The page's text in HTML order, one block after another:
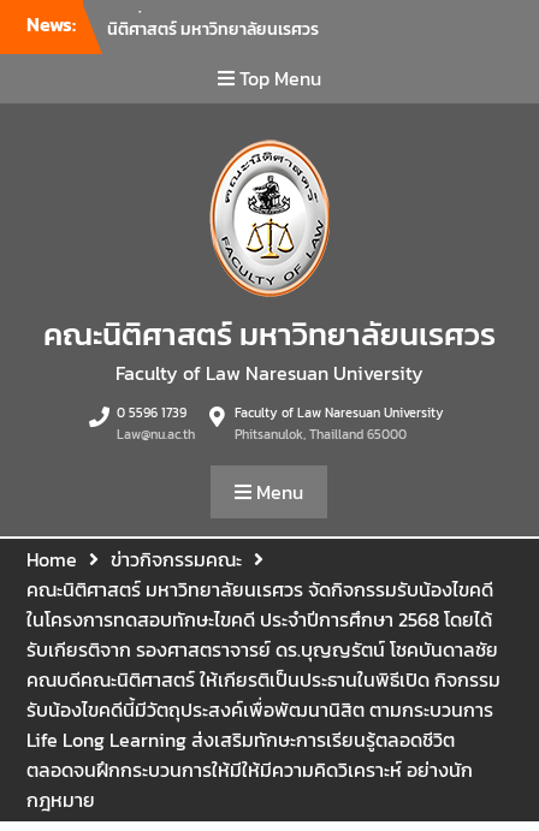
News:
คณะนิติศาสตร์ มหาวิทยาลัย
ความพร้อมเพื่อรับมือภัยพิบัติ
และปฐมพยาบาลเบื้องต้น
อาคารปราบไตรจักร 2
มหาวิทยาลัยนเรศวร โดย
กิจกรรมดังกล่าวจัดขึ้นสำหรับ
บุคลากรที่ปฏิบัติงาน ณ กลุ่ม
อาคารอุตสาหกรรมบริการ เพื่อ
ร่วมกันสร้างพื้นที่การทำงานที่
งานภายในกลุ่มอาคารทั้ง 3
คณะ และ 1 กอง
นเรศวร จัดโครงการปฐมนิเทศ
และพบผู้ปกครอง ประจำปีการ
ศึกษา 2569 โดยได้รับเกียรติ
จาก รองศาสตราจารย์ ดร.บุญ
ญรัตน์ โชคบันดาลชัย คณบดี
คณะนิติศาสตร์ ให้เกียรติเป็น
ประธานในพิธีเปิด พร้อมกล่าว
ต้อนรับและให้โอวาทแก่นิสิตใหม่
มีวัตถุประสงค์เพื่อให้ผู้ปกครอง
และนิสิตได้ทราบถึงนโยบาย
ด้านการเรียนการสอนของคณะ
นิติศาสตร์
รองศาสตราจารย์ ดร.บุญญ
รัตน์ โชคบันดาลชัย คณบดี
ประชุมผู้บริหารคณะพบ
Top Menu
คณะนิติศาสตร์ มหาวิทยาลัยนเรศวร
Faculty of Law Naresuan University
0 5596 1739
Law@nu.ac.th
Faculty of Law Naresuan University
Phitsanulok, Thailland 65000
Menu
Home
ข่าวกิจกรรมคณะ
คณะนิติศาสตร์ มหาวิทยาลัยนเรศวร จัดกิจกรรมรับน้องไขคดี
ในโครงการทดสอบทักษะไขคดี ประจำปีการศึกษา 2568 โดยได้
รับเกียรติจาก รองศาสตราจารย์ ดร.บุญญรัตน์ โชคบันดาลชัย
คณบดีคณะนิติศาสตร์ ให้เกียรติเป็นประธานในพิธีเปิด กิจกรรม
รับน้องไขคดีนี้มีวัตถุประสงค์เพื่อพัฒนานิสิต ตามกระบวนการ
Life Long Learning ส่งเสริมทักษะการเรียนรู้ตลอดชีวิต
ตลอดจนฝึกกระบวนการให้มีให้มีความคิดวิเคราะห์ อย่างนัก
กฎหมาย